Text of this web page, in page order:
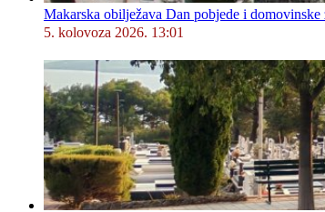
Makarska obilježava Dan pobjede i
5. kolovoza 2026. 13:01